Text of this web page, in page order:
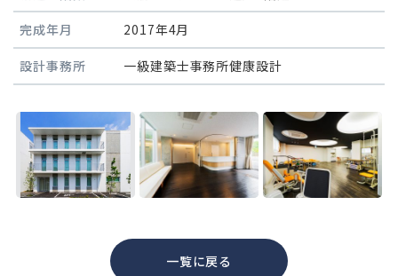
完成年月 2017年4月
設計事務所 一級建築士事務所健康設計
一覧に戻る